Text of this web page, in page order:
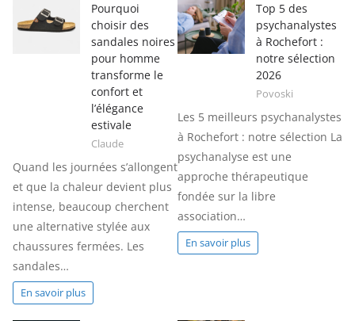
Pourquoi
choisir des
sandales noires
pour homme
transforme le
confort et
l’élégance
estivale
Claude
Quand les journées s’allongent
et que la chaleur devient plus
intense, beaucoup cherchent
une alternative stylée aux
chaussures fermées. Les
sandales…
En savoir plus
Top 5 des
psychanalystes
à Rochefort :
notre sélection
2026
Povoski
Les 5 meilleurs psychanalystes
à Rochefort : notre sélection La
psychanalyse est une
approche thérapeutique
fondée sur la libre
association…
En savoir plus